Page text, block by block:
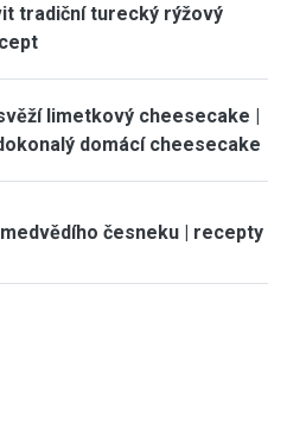
tradiční turecký rýžový
limetkový cheesecake |
domácí cheesecake
česneku | recepty